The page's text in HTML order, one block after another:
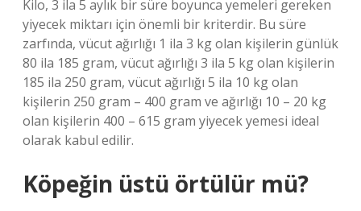
Kilo, 3 ila 5 aylık bir süre boyunca yemeleri gereken
yiyecek miktarı için önemli bir kriterdir. Bu süre
zarfında, vücut ağırlığı 1 ila 3 kg olan kişilerin günlük
80 ila 185 gram, vücut ağırlığı 3 ila 5 kg olan kişilerin
185 ila 250 gram, vücut ağırlığı 5 ila 10 kg olan
kişilerin 250 gram – 400 gram ve ağırlığı 10 – 20 kg
olan kişilerin 400 – 615 gram yiyecek yemesi ideal
olarak kabul edilir.
Köpeğin üstü örtülür mü?